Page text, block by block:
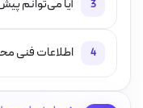
3 آیا می‌توانم
4 اطلاعات فنی